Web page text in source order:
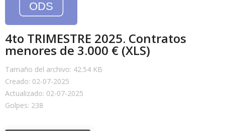
4to TRIMESTRE 2025. Contratos
menores de 3.000 € (XLS)
Tamaño del archivo: 42.54 KB
Creado: 02-07-2025
Actualizado: 02-07-2025
Golpes: 238